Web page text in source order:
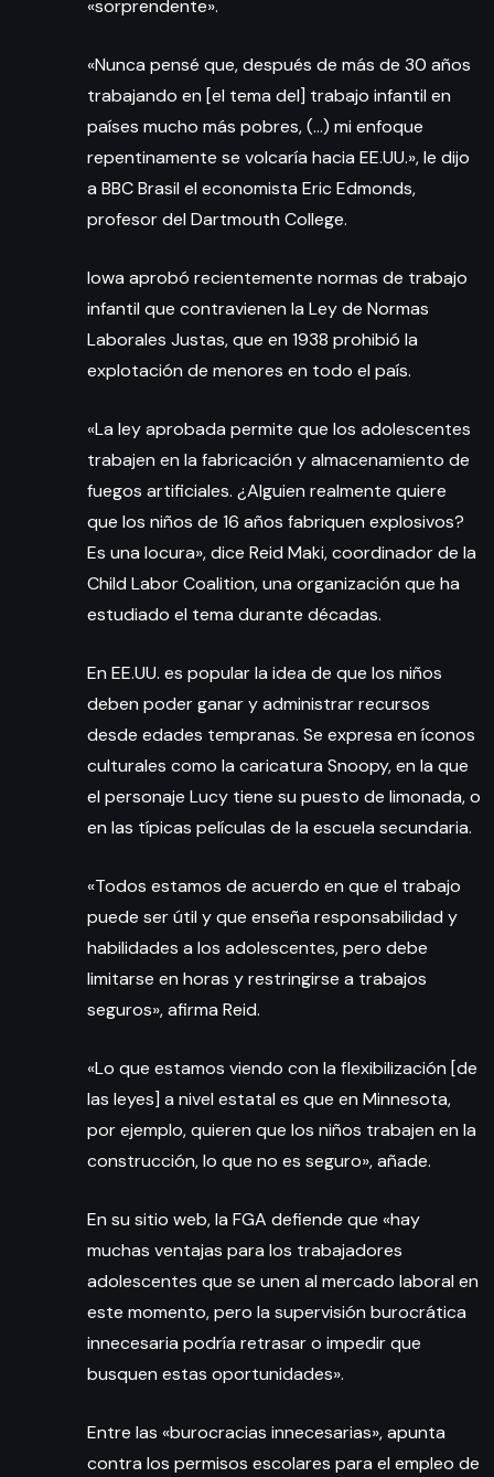
«sorprendente».
«Nunca pensé que, después de más de 30 años
trabajando en [el tema del] trabajo infantil en
países mucho más pobres, (…) mi enfoque
repentinamente se volcaría hacia EE.UU.», le dijo
a BBC Brasil el economista Eric Edmonds,
profesor del Dartmouth College.
Iowa aprobó recientemente normas de trabajo
infantil que contravienen la Ley de Normas
Laborales Justas, que en 1938 prohibió la
explotación de menores en todo el país.
«La ley aprobada permite que los adolescentes
trabajen en la fabricación y almacenamiento de
fuegos artificiales. ¿Alguien realmente quiere
que los niños de 16 años fabriquen explosivos?
Es una locura», dice Reid Maki, coordinador de la
Child Labor Coalition, una organización que ha
estudiado el tema durante décadas.
En EE.UU. es popular la idea de que los niños
deben poder ganar y administrar recursos
desde edades tempranas. Se expresa en íconos
culturales como la caricatura Snoopy, en la que
el personaje Lucy tiene su puesto de limonada, o
en las típicas películas de la escuela secundaria.
«Todos estamos de acuerdo en que el trabajo
puede ser útil y que enseña responsabilidad y
habilidades a los adolescentes, pero debe
limitarse en horas y restringirse a trabajos
seguros», afirma Reid.
«Lo que estamos viendo con la flexibilización [de
las leyes] a nivel estatal es que en Minnesota,
por ejemplo, quieren que los niños trabajen en la
construcción, lo que no es seguro», añade.
En su sitio web, la FGA defiende que «hay
muchas ventajas para los trabajadores
adolescentes que se unen al mercado laboral en
este momento, pero la supervisión burocrática
innecesaria podría retrasar o impedir que
busquen estas oportunidades».
Entre las «burocracias innecesarias», apunta
contra los permisos escolares para el empleo de